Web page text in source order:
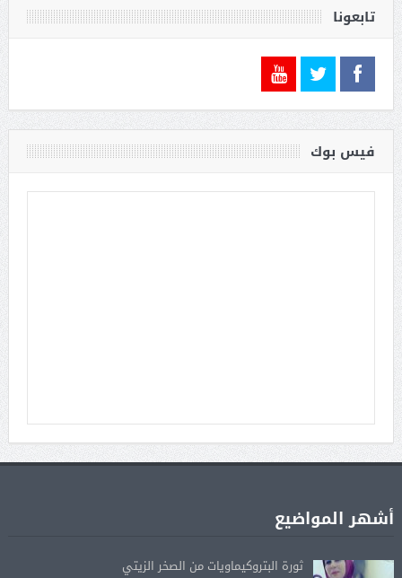
تابعونا
فيس بوك
أشهر المواضيع
ثورة البتروكيماويات من الصخر الزيتي